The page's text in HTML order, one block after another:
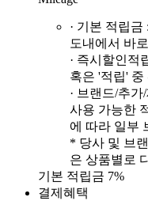
· 기본 적립
도내에서 바
· 즉시할인적
혹은 '적립'
· 브랜드/추
사용 가능한
에 따라 일부
* 당사 및 브
은 상품별로
기본 적립금 7%
결제혜택